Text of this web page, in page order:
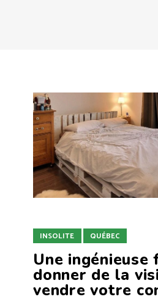
INSOLITE QUÉBEC
Une ingénieuse
donner de la
vendre votre